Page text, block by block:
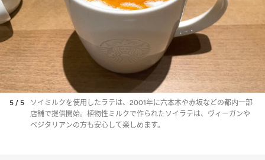
5 / 5
ソイミルクを使用したラテは、2001年に六本木や赤坂などの都内一部
店舗で提供開始。植物性ミルクで作られたソイラテは、ヴィーガンや
ベジタリアンの方も安心して楽しめます。